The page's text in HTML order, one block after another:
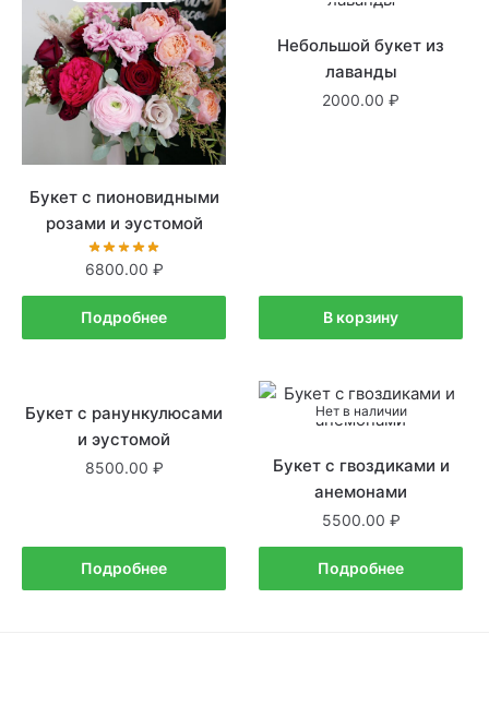
Букет с пионовидными
розами и эустомой
6800.00
Подробнее
Небольшой букет из
лаванды
2000.00
В корзину
Нет в наличии
Букет с ранункулюсами
и эустомой
8500.00
Подробнее
Нет в наличии
Букет с гвоздиками и
анемонами
5500.00
Подробнее